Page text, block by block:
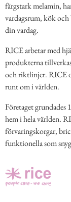
färgstark melamin,
vardagsrum, kök
din vardag.
RICE arbetar med
produkterna
och riktlinjer. RICE
runt om i världen.
Företaget grundades
hem i hela världen.
förvaringskorgar,
funktionella som